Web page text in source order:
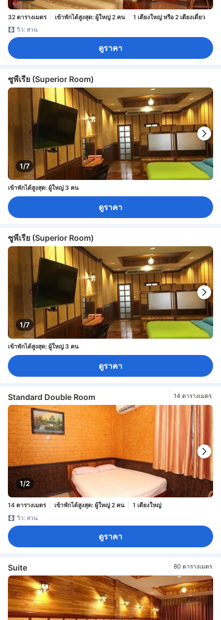
32 ตารางเมตร เข้าพักได้สูงสุด: ผู้ใหญ่ 2 คน
1 เตียงใหญ่ หรือ 2 เตียงเดี่ยว
วิว: สวน
ดูราคา
ซูพีเรีย (Superior Room)
1/7
เข้าพักได้สูงสุด: ผู้ใหญ่ 3 คน
ดูราคา
ซูพีเรีย (Superior Room)
1/7
เข้าพักได้สูงสุด: ผู้ใหญ่ 3 คน
ดูราคา
Standard Double Room 14 ตารางเมตร
1/2
14 ตารางเมตร เข้าพักได้สูงสุด: ผู้ใหญ่ 2 คน
1 เตียงใหญ่
วิว: สวน
ดูราคา
Suite 80 ตารางเมตร